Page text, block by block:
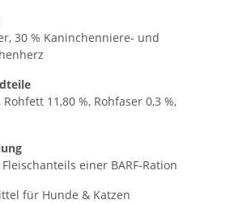
30 % Kaninchenniere- und
11,80 %, Rohfaser 0,3 %,
einer BARF-Ration
für Hunde & Katzen